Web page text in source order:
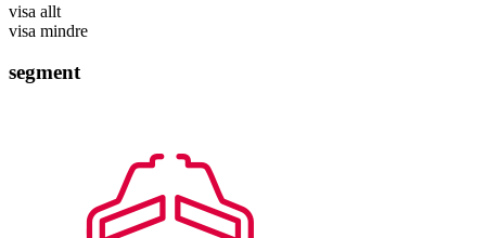
visa allt
visa mindre
segment